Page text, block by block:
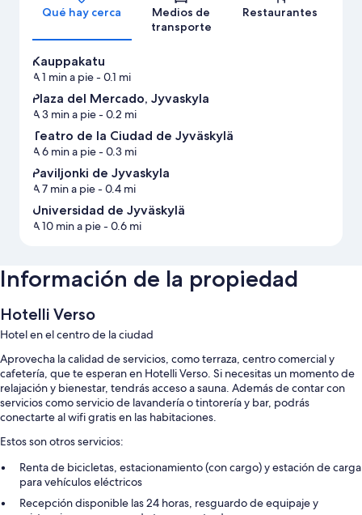
Qué hay cerca
Medios de
transporte
Restaurantes
Kauppakatu
A 1 min a pie- 0.1 mi
Plaza del Mercado, Jyvaskyla
A 3 min a pie- 0.2 mi
Teatro de la Ciudad de Jyväskylä
A 6 min a pie- 0.3 mi
Paviljonki de Jyvaskyla
A 7 min a pie- 0.4 mi
Universidad de Jyväskylä
A 10 min a pie- 0.6 mi
Información de la propiedad
Hotelli Verso
Hotel en el centro de la ciudad
Aprovecha la calidad de servicios, como terraza, centro comercial y
cafetería, que te esperan en Hotelli Verso. Si necesitas un momento de
relajación y bienestar, tendrás acceso a sauna. Además de contar con
servicios como servicio de lavandería o tintorería y bar, podrás
conectarte al wifi gratis en las habitaciones.
Estos son otros servicios:
Renta de bicicletas, estacionamiento (con cargo) y estación de carga
para vehículos eléctricos
Recepción disponible las 24 horas, resguardo de equipaje y